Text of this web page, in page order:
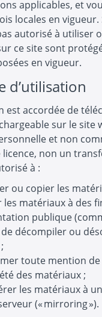
applicables, et
locales en
autorisé à utiliser
ce site sont
en vigueur.
d’utilisation
est accordée de
sur le site
et non
licence, non un
à :
ou copier les
les matériaux à des
publique
décompiler ou
toute mention
des matériaux ;
les matériaux à
(« mirroring »).